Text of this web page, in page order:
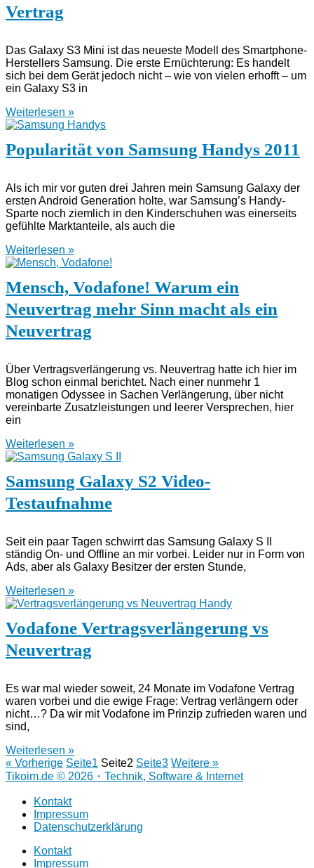
Vertrag
Das Galaxy S3 Mini ist das neueste Modell des Smartphone-
Herstellers Samsung. Die erste Ernüchterung: Es handelt
sich bei dem Gerät jedoch nicht – wie von vielen erhofft – um
ein Galaxy S3 in
Weiterlesen »
Popularität von Samsung Handys 2011
Als ich mir vor guten drei Jahren mein Samsung Galaxy der
ersten Android Generation holte, war Samsung’s Handy-
Sparte noch ziemlich in den Kinderschuhen was einerseits
gefühlte Marktanteile, als auch die
Weiterlesen »
Mensch, Vodafone! Warum ein
Neuvertrag mehr Sinn macht als ein
Neuvertrag
Über Vertragsverlängerung vs. Neuvertrag hatte ich hier im
Blog schon einmal berichtet. Nach einer nunmehr 1
monatigen Odyssee in Sachen Verlängerung, über nicht
vereinbarte Zusatzleistungen und leerer Versprechen, hier
ein
Weiterlesen »
Samsung Galaxy S2 Video-
Testaufnahme
Seit ein paar Tagen schwirrt das Samsung Galaxy S II
ständig On- und Offline an mir vorbei. Leider nur in Form von
Ads, aber als Galaxy Besitzer der ersten Stunde,
Weiterlesen »
Vodafone Vertragsverlängerung vs
Neuvertrag
Es war mal wieder soweit, 24 Monate im Vodafone Vertrag
waren vorbei und die ewige Frage: Vertrag verlängern oder
nicht…? Da wir mit Vodafone im Prinzip zufrieden waren und
sind,
Weiterlesen »
« Vorherige Seite1 Seite2 Seite3 Weitere »
Tikoim.de © 2026・Technik, Software & Internet
Kontakt
Impressum
Datenschutzerklärung
Kontakt
Impressum